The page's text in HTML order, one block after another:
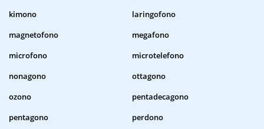
kimono
laringofono
magnetofono
megafono
microfono
microtelefono
nonagono
ottagono
ozono
pentadecagono
pentagono
perdono